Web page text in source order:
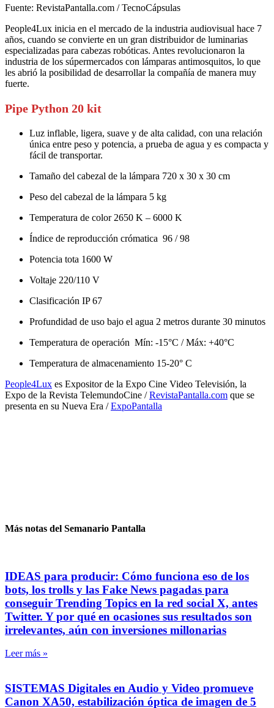
Fuente: RevistaPantalla.com / TecnoCápsulas
People4Lux inicia en el mercado de la industria audiovisual hace 7
años, cuando se convierte en un gran distribuidor de luminarias
especializadas para cabezas robóticas. Antes revolucionaron la
industria de los súpermercados con lámparas antimosquitos, lo que
les abrió la posibilidad de desarrollar la compañía de manera muy
fuerte.
Pipe Python 20 kit
Luz inflable, ligera, suave y de alta calidad, con una relación
única entre peso y potencia, a prueba de agua y es compacta y
fácil de transportar.
Tamaño del cabezal de la lámpara 720 x 30 x 30 cm
Peso del cabezal de la lámpara 5 kg
Temperatura de color 2650 K – 6000 K
Índice de reproducción crómatica 96 / 98
Potencia tota 1600 W
Voltaje 220/110 V
Clasificación IP 67
Profundidad de uso bajo el agua 2 metros durante 30 minutos
Temperatura de operación Mín: -15°C / Máx: +40°C
Temperatura de almacenamiento 15-20° C
People4Lux es Expositor de la Expo Cine Video Televisión, la
Expo de la Revista TelemundoCine /RevistaPantalla.com que se
presenta en su Nueva Era /ExpoPantalla
Más notas del Semanario Pantalla
IDEAS para producir: Cómo funciona eso de los
bots, los trolls y las Fake News pagadas para
conseguir Trending Topics en la red social X, antes
Twitter. Y por qué en ocasiones sus resultados son
irrelevantes, aún con inversiones millonarias
Leer más »
SISTEMAS Digitales en Audio y Video promueve
Canon XA50, estabilización óptica de imagen de 5